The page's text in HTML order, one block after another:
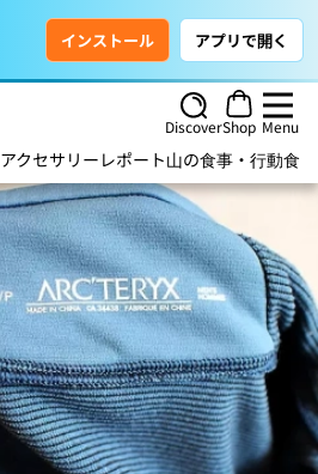
インストール アプリで開く
DiscoverShop Menu
アクセサリー レポート山の食事・行動食